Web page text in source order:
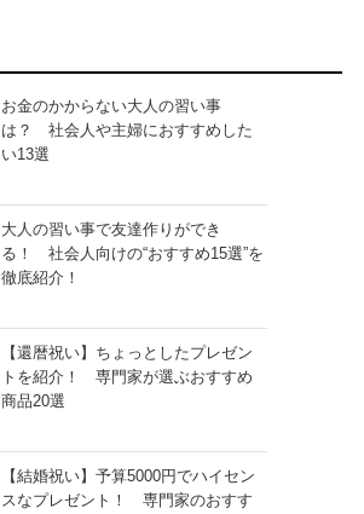
お金のかからない大人の習い事
は？ 社会人や主婦におすすめした
い13選
大人の習い事で友達作りができ
る！ 社会人向けの“おすすめ15選”を
徹底紹介！
【還暦祝い】ちょっとしたプレゼン
トを紹介！ 専門家が選ぶおすすめ
商品20選
【結婚祝い】予算5000円でハイセン
スなプレゼント！ 専門家のおすす